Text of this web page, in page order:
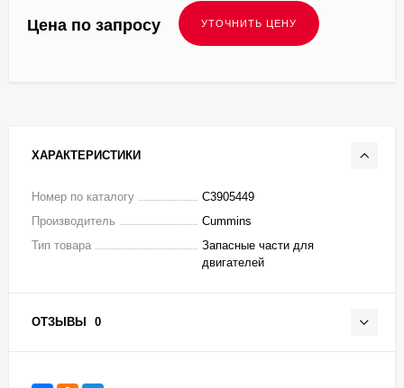
Цена по запросу
ХАРАКТЕРИСТИКИ
Номер по каталогу
C3905449
Производитель
Cummins
Тип товара
Запасные части для
двигателей
ОТЗЫВЫ 0